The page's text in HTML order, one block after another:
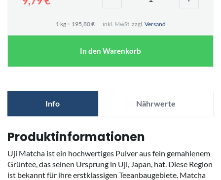
1 kg = 195,80 € inkl. MwSt. zzgl. Versand
In den Warenkorb
Info Nährwerte
Produktinformationen
Uji Matcha ist ein hochwertiges Pulver aus fein gemahlenem
Grüntee, das seinen Ursprung in Uji, Japan, hat. Diese Region
ist bekannt für ihre erstklassigen Teeanbaugebiete. Matcha